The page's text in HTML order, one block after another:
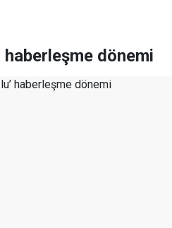
haberleşme dönemi